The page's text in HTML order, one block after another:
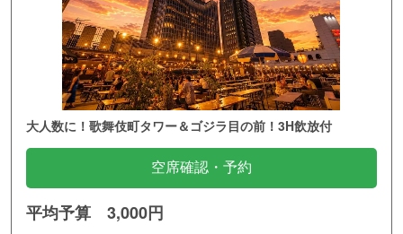
大人数に！歌舞伎町タワー＆ゴジラ目の前！3H飲放付
空席確認・予約
平均予算 3,000円